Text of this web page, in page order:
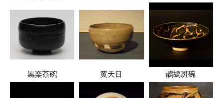
黒楽茶碗 黄天目 鵲鴣斑碗